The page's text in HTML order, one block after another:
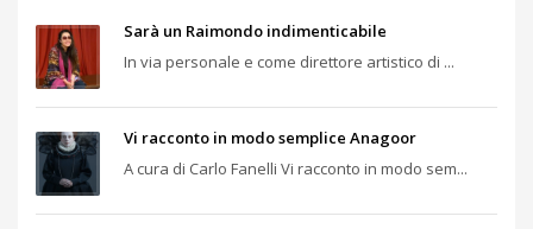
Sarà un Raimondo indimenticabile
In via personale e come direttore artistico di ...
Vi racconto in modo semplice Anagoor
A cura di Carlo Fanelli Vi racconto in modo sem...